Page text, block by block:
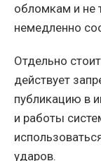
обломкам и не
немедленно
Отдельно
действует
публикацию в
и работы
ударов.